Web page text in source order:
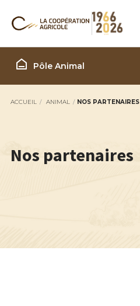
Filière Animal
Pôle Animal
ACCUEIL ANIMAL NOS PARTENAIRES
Nos partenaires